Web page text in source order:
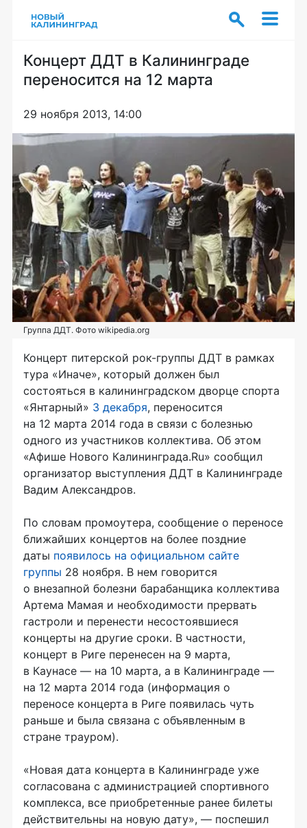
Концерт ДДТ в Калининграде
переносится на 12 марта
29 ноября 2013, 14:00
Группа ДДТ. Фото wikipedia.org
Концерт питерской рок-группы ДДТ в рамках
тура «Иначе», который должен был
состояться в калининградском дворце спорта
«Янтарный» 3 декабря, переносится
на 12 марта 2014 года в связи с болезнью
одного из участников коллектива. Об этом
«Афише Нового Калининграда.Ru» сообщил
организатор выступления ДДТ в Калининграде
Вадим Александров.
По словам промоутера, сообщение о переносе
ближайших концертов на более поздние
даты появилось на официальном сайте
группы 28 ноября. В нем говорится
о внезапной болезни барабанщика коллектива
Артема Мамая и необходимости прервать
гастроли и перенести несостоявшиеся
концерты на другие сроки. В частности,
концерт в Риге перенесен на 9 марта,
в Каунасе — на 10 марта, а в Калининграде —
на 12 марта 2014 года (информация о
переносе концерта в Риге появилась чуть
раньше и была связана с объявленным в
стране трауром).
«Новая дата концерта в Калининграде уже
согласована с администрацией спортивного
комплекса, все приобретенные ранее билеты
действительны на новую дату», — поспешил